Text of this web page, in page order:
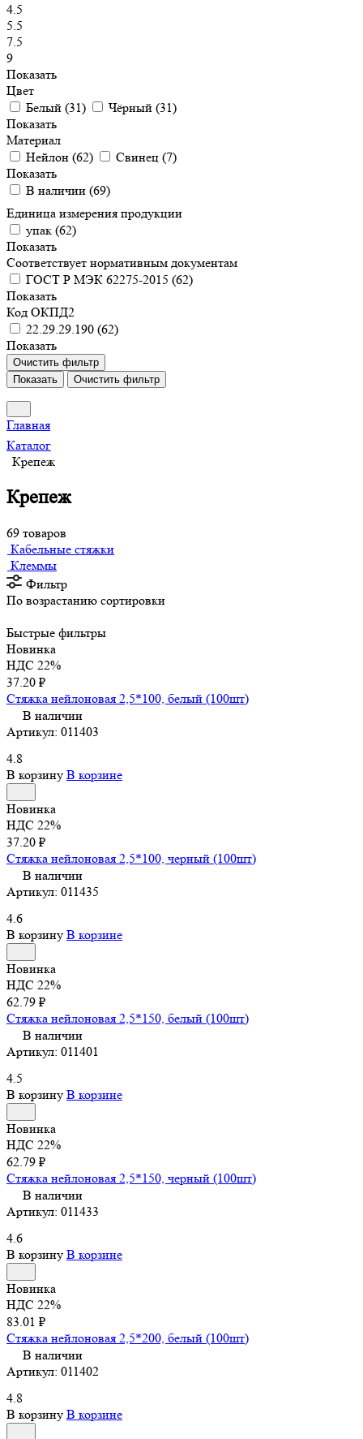
4.5
5.5
7.5
9
Показать
Цвет
Белый (31) Чёрный (31)
Показать
Материал
Нейлон (62) Свинец (7)
Показать
В наличии (69)
Единица измерения продукции
упак (62)
Показать
Соответствует нормативным документам
ГОСТ Р МЭК 62275-2015 (62)
Показать
Код ОКПД2
22.29.29.190 (62)
Показать
Очистить фильтр
Показать
Очистить фильтр
Главная
Каталог
Крепеж
Крепеж
69 товаров
Кабельные стяжки
Клеммы
Фильтр
По возрастанию сортировки
Быстрые фильтры
Новинка
НДС 22%
37.20 ₽
Стяжка нейлоновая 2,5*100, белый (100шт)
В наличии
Артикул: 011403
4.8
В корзину В корзине
Новинка
НДС 22%
37.20 ₽
Стяжка нейлоновая 2,5*100, черный (100шт)
В наличии
Артикул: 011435
4.6
В корзину В корзине
Новинка
НДС 22%
62.79 ₽
Стяжка нейлоновая 2,5*150, белый (100шт)
В наличии
Артикул: 011401
4.5
В корзину В корзине
Новинка
НДС 22%
62.79 ₽
Стяжка нейлоновая 2,5*150, черный (100шт)
В наличии
Артикул: 011433
4.6
В корзину В корзине
Новинка
НДС 22%
83.01 ₽
Стяжка нейлоновая 2,5*200, белый (100шт)
В наличии
Артикул: 011402
4.8
В корзину В корзине